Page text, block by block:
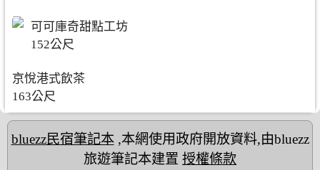
可可庫奇甜點工坊
152公尺
京悅港式飲茶
163公尺
bluezz民宿筆記本,本網使用政府開放資料,由bluezz
旅遊筆記本建置 授權條款